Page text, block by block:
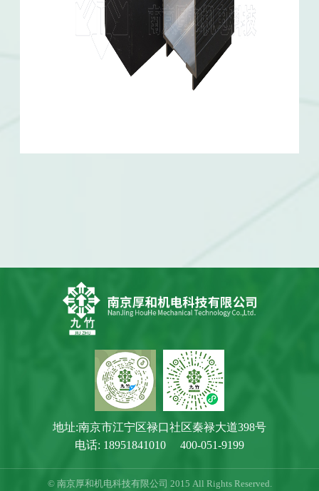
地址:南京市江宁区禄口社区秦禄大道398号
电话: 18951841010 400-051-9199
© 南京厚和机电科技有限公司 2015 All Rights Reserved.